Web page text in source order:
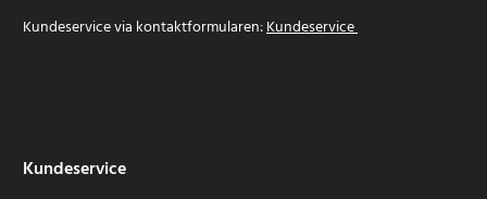
Kundeservice via kontaktformularen:Kundeservice
Kundeservice